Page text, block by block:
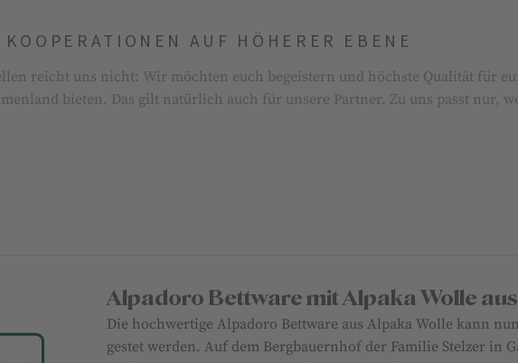
KOOPERATIONEN AUF HÖHERER EBENE
reicht uns nicht: Wir möchten euch begeistern und höchste Qualität für
bieten. Das gilt natürlich auch für unsere Partner. Zu uns passt nur,
Alpadoro Bettware mit Alpaka Wolle
Die hochwertige Alpadoro Bettware aus Alpaka Wolle kann
gestet werden. Auf dem Bergbauernhof der Familie Stelzer in